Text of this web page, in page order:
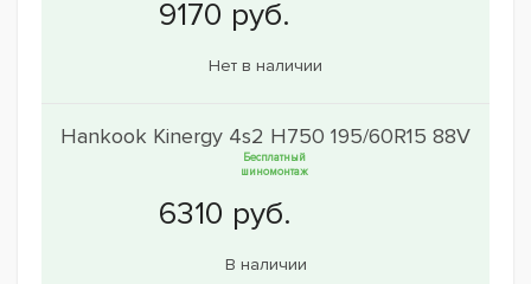
Нет в наличии
Hankook Kinergy 4s2 H750 195/60R15 88V
Бесплатный
шиномонтаж
В наличии